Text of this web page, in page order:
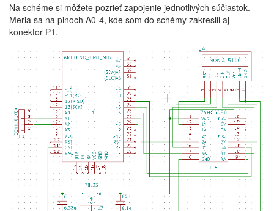
Na schéme si môžete pozrieť zapojenie jednotlivých súčiastok.
Meria sa na pinoch A0-4, kde som do schémy zakreslil aj
konektor P1.